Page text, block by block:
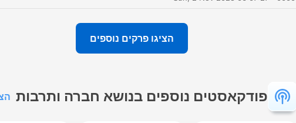
הציגו פרקים נוספים
פודקאסטים נוספים בנושא חברה ותרבות